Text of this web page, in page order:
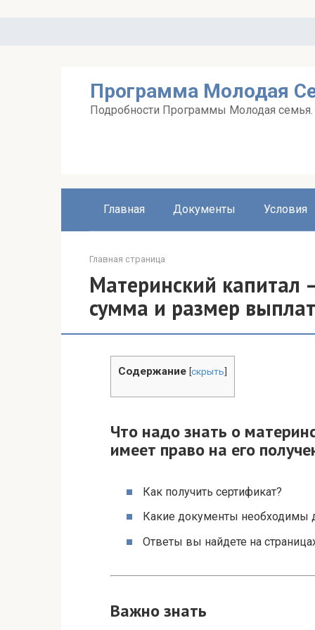
Программа Молодая
Подробности Программы Молодая семья.
Главная Документы Условия
Главная страница
Материнский капитал
сумма и размер
Содержание [скрыть]
Что надо знать о
имеет право на его
Как получить сертификат?
Какие документы необходимы
Ответы вы найдете на
Важно знать